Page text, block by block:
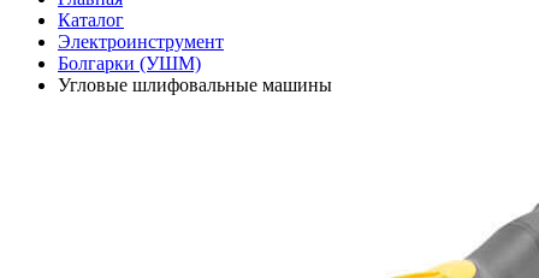
Каталог
Электроинструмент
Болгарки (УШМ)
Угловые шлифовальные машины